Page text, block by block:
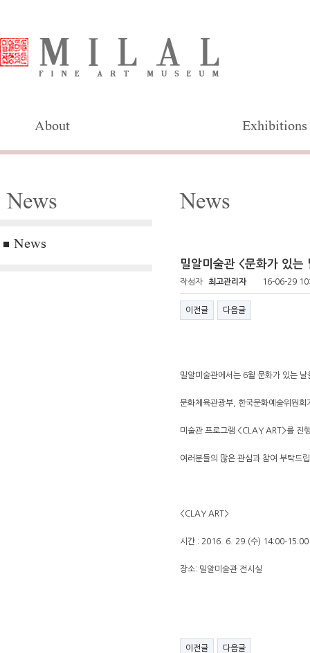
About Exhibitions
News
News
News
밀알미술관 <문화가 있는
작성자 최고관리자 16-06-29
이전글 다음글
밀알미술관에서는 6월 문화가 있는 날
문화체육관광부, 한국문화예술위원
미술관 프로그램 <CLAY ART>를 진
여러분들의 많은 관심과 참여 부탁드
<CLAY ART>
시간 : 2016. 6. 29.(수) 14:00-15:00
장소: 밀알미술관 전시실
이전글 다음글